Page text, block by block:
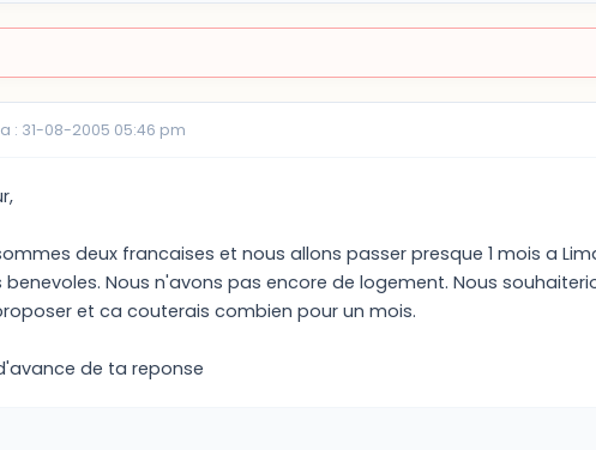
: 31-08-2005 05:46 pm
deux francaises et nous allons passer presque 1 mois a
benevoles. Nous n'avons pas encore de logement. Nous
et ca couterais combien pour un mois.
de ta reponse